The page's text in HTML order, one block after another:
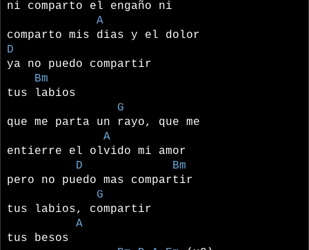
ni comparto el engaño ni
A
comparto mis dias y el dolor
D
ya no puedo compartir
Bm
tus labios
G
que me parta un rayo, que me
A
entierre el olvido mi amor
D Bm
pero no puedo mas compartir
G
tus labios, compartir
A
tus besos